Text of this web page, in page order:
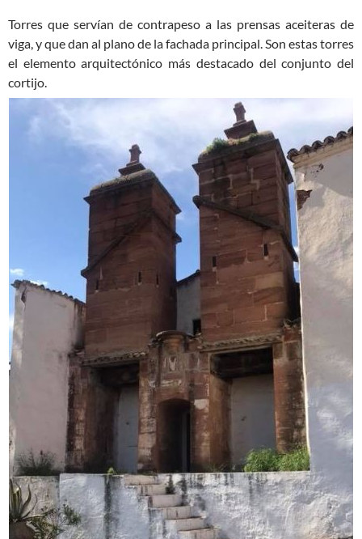
Torres que servían de contrapeso a las prensas aceiteras de
viga, y que dan al plano de la fachada principal. Son estas torres
el elemento arquitectónico más destacado del conjunto del
cortijo.